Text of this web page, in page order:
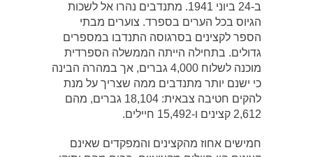
ב-24 ביוני 1941. מתנדבים נהרו אל לשכות
הגיוס בכל הערים בספרד. צוערים מבתי
הספר לקצינים בסרגוסה התנדבו במספרים
גדולים. בתחילה הייתה הממשלה הספרדית
מוכנה לשלוח 4,000 גברים, אך במהרה הבינה
כי ישנם יותר מתנדבים ממה שצריך על מנת
להקים חטיבה צבאית: 18,104 גברים, מהם
2,612 קצינים ו-15,492 חיילים.
חמישים אחוז מהקצינים והמפקדים שאינם